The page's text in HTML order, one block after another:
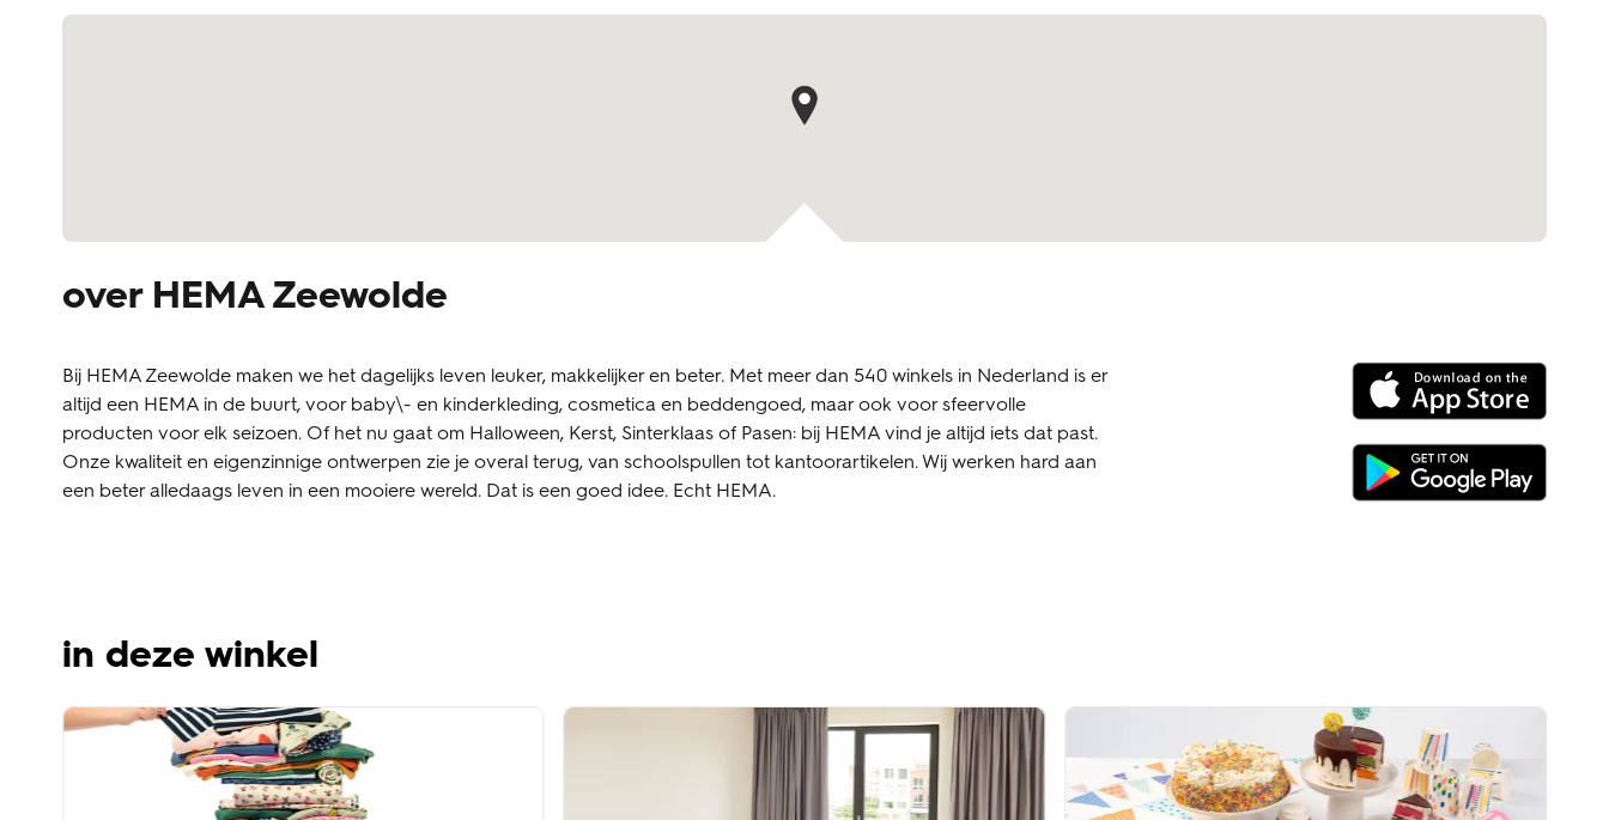
Kaartpin
over HEMA Zeewolde
Bij HEMA Zeewolde maken we het dagelijks leven leuker, makkelijker en beter. Met meer dan 540 winkels in Nederland is er
altijd een HEMA in de buurt, voor baby\- en kinderkleding, cosmetica en beddengoed, maar ook voor sfeervolle
producten voor elk seizoen. Of het nu gaat om Halloween, Kerst, Sinterklaas of Pasen: bij HEMA vind je altijd iets dat past.
Onze kwaliteit en eigenzinnige ontwerpen zie je overal terug, van schoolspullen tot kantoorartikelen. Wij werken hard aan
een beter alledaags leven in een mooiere wereld. Dat is een goed idee. Echt HEMA.
in deze winkel